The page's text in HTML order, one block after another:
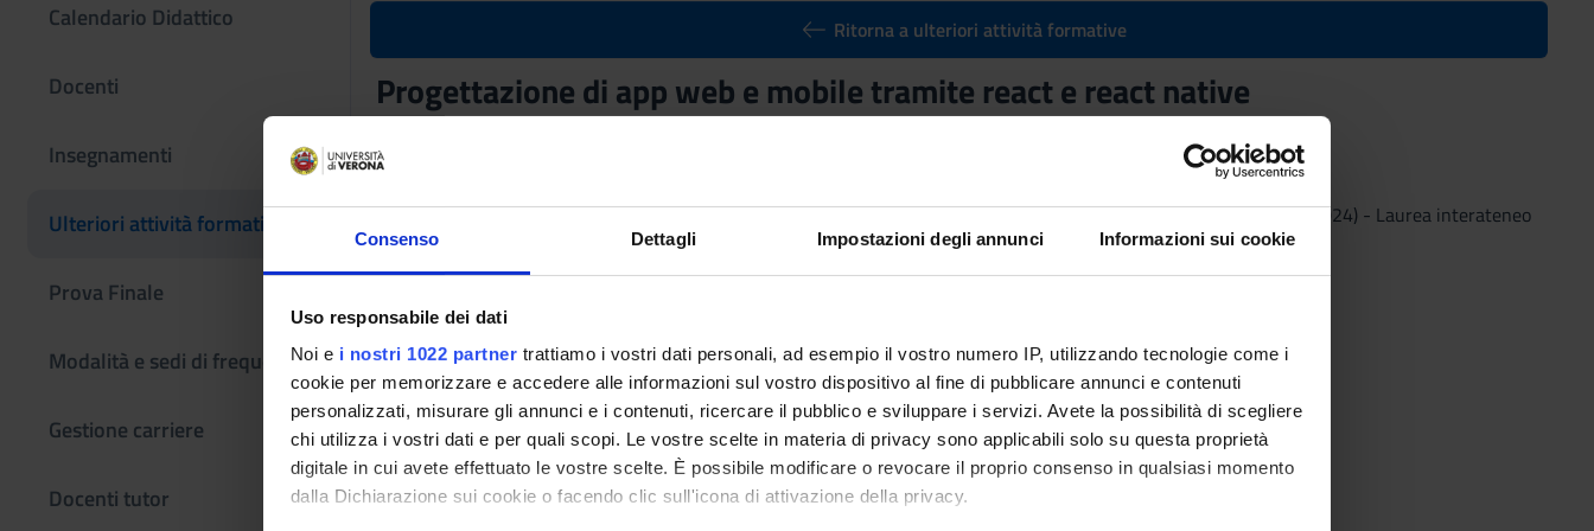
Consenso Dettagli Impostazioni degli annunci Informazioni sui cookie
Uso responsabile dei dati
Noi e i nostri 1022 partner trattiamo i vostri dati personali, ad esempio il vostro numero IP, utilizzando tecnologie come i
cookie per memorizzare e accedere alle informazioni sul vostro dispositivo al fine di pubblicare annunci e contenuti
personalizzati, misurare gli annunci e i contenuti, ricercare il pubblico e sviluppare i servizi. Avete la possibilità di scegliere
chi utilizza i vostri dati e per quali scopi. Le vostre scelte in materia di privacy sono applicabili solo su questa proprietà
digitale in cui avete effettuato le vostre scelte. È possibile modificare o revocare il proprio consenso in qualsiasi momento
dalla Dichiarazione sui cookie o facendo clic sull'icona di attivazione della privacy.
Calendario Didattico
Docenti
Insegnamenti
Ulteriori attività formative
Prova Finale
Modalità e sedi di frequenza
Gestione carriere
Docenti tutor
Ritorna a ulteriori attività formative
Progettazione di app web e mobile tramite react e react native
4S012260
L'insegnamento è mutuato dall'insegnamentoProgettazione di app web e mobile tramite react e react native(2023/2024) - Laurea interateneo
in Ingegneria dei sistemi medicali per la persona [L-8]